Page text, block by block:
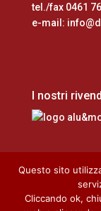
tel./fax 0461
e-mail:
I nostri
Home
Questo sito
Cliccando ok,